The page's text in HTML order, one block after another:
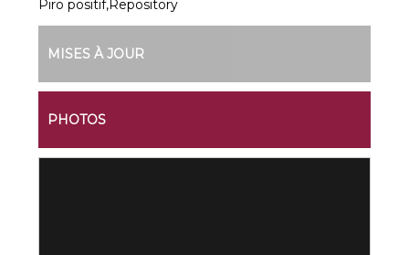
Piro positif,Repository
MISES À JOUR
PHOTOS